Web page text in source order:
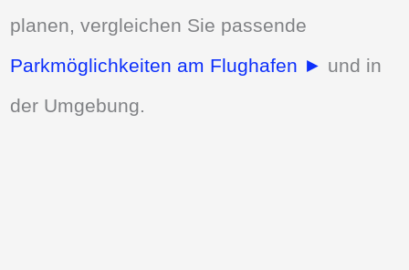
planen, vergleichen Sie passende
Parkmöglichkeiten am Flughafen ► und in
der Umgebung.